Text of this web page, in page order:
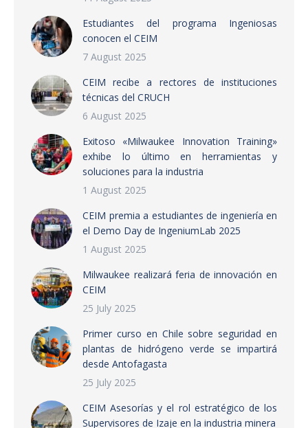
Estudiantes del programa Ingeniosas
conocen el CEIM
7 August 2025
CEIM recibe a rectores de instituciones
técnicas del CRUCH
6 August 2025
Exitoso «Milwaukee Innovation Training»
exhibe lo último en herramientas y
soluciones para la industria
1 August 2025
CEIM premia a estudiantes de ingeniería en
el Demo Day de IngeniumLab 2025
1 August 2025
Milwaukee realizará feria de innovación en
CEIM
25 July 2025
Primer curso en Chile sobre seguridad en
plantas de hidrógeno verde se impartirá
desde Antofagasta
25 July 2025
CEIM Asesorías y el rol estratégico de los
Supervisores de Izaje en la industria minera